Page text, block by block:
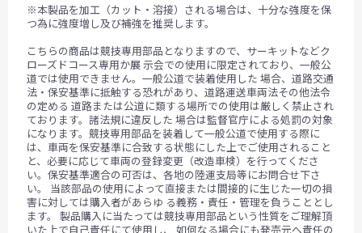
※本製品を加工（カット・溶接）される場合は、十分な強度を保
つ為に強度増し及び補強を推奨します。
こちらの商品は競技専用部品となりますので、サーキットなどク
ローズドコース専用か展 示会での使用に限定されており、一般公
道では使用できません。一般公道で装着使用した 場合、道路交通
法・保安基準に抵触する恐れがあり、道路運送車両法その他法令
の定める 道路または公道に類する場所での使用は厳しく禁止され
ております。諸法規に違反した 場合は監督官庁による処罰の対象
になります。競技専用部品を装着して一般公道で使用する際に
は、車両を保安基準に合致する状態にした上でご使用されること
と、必要に応じて車両の登録変更（改造車検）を行ってくださ
い。保安基準適合の可否は、各地の陸運支局等にお問合せ下さ
い。 当該部品の使用によって直接または間接的に生じた一切の損
害に対しては購入者があらゆ る義務・責任・管理を負うこととし
ます。 製品購入に当たっては競技専用部品という性質をご理解頂
いた上で自己責任にて使用し、 如何なる場合にも発売元へ責任の